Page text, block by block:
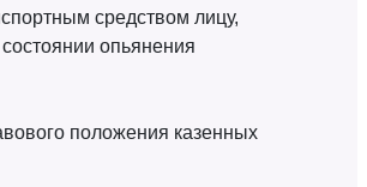
средством лицу,
опьянения
положения казенных